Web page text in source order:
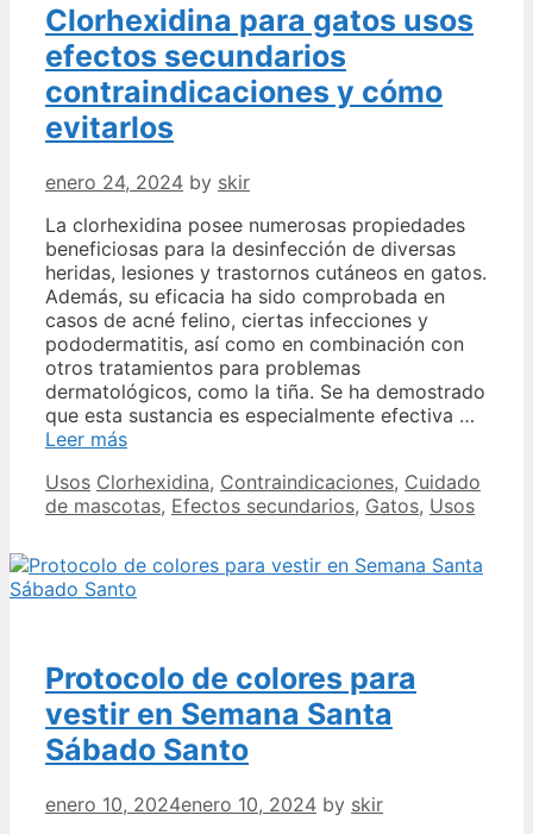
Clorhexidina para gatos usos
efectos secundarios
contraindicaciones y cómo
evitarlos
enero 24, 2024 by skir
La clorhexidina posee numerosas propiedades
beneficiosas para la desinfección de diversas
heridas, lesiones y trastornos cutáneos en gatos.
Además, su eficacia ha sido comprobada en
casos de acné felino, ciertas infecciones y
pododermatitis, así como en combinación con
otros tratamientos para problemas
dermatológicos, como la tiña. Se ha demostrado
que esta sustancia es especialmente efectiva …
Leer másClorhexidina
gatos
usos
secundarios
contraindicaciones
y
Categories
Usos Tags
Clorhexidina, Contraindicaciones, Cuidado
de mascotas, Efectos secundarios, Gatos, Usos
Protocolo de colores para
vestir en Semana Santa
Sábado Santo
enero 10, 2024enero 10, 2024 by skir